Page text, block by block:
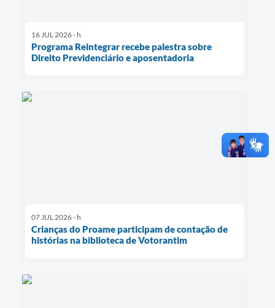
16 JUL 2026 - h
Programa Reintegrar recebe palestra sobre
Direito Previdenciário e aposentadoria
07 JUL 2026 - h
Crianças do Proame participam de contação de
histórias na biblioteca de Votorantim